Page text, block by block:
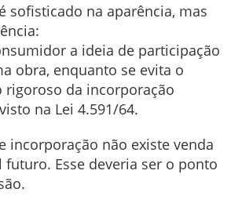
sofisticado na aparência, mas
a ideia de participação
obra, enquanto se evita o
rigoroso da incorporação
na Lei 4.591/64.
incorporação não existe venda
futuro. Esse deveria ser o ponto